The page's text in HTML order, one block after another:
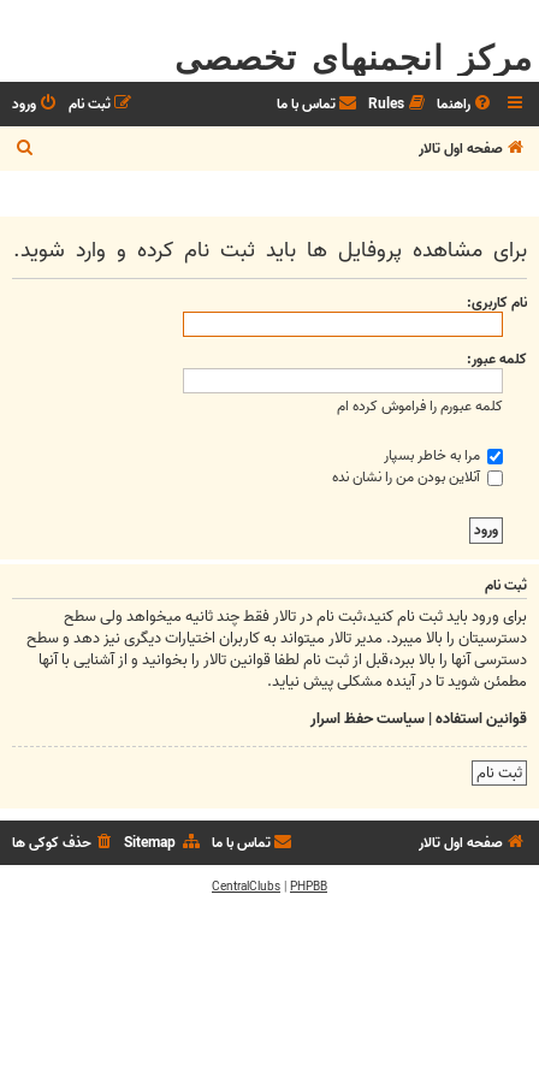
مرکز انجمنهای تخصصی
راهنما Rules تماس با ما ورود
ثبت نام
صفحه اول تالار
س
و
برای مشاهده پروفایل ها باید ثبت نام کرده و وارد شوید.
نام کاربری:
کلمه عبور:
کلمه عبورم را فراموش کرده ام
مرا به خاطر بسپار
آنلاین بودن من را نشان نده
ثبت نام
برای ورود باید ثبت نام کنید،ثبت نام در تالار فقط چند ثانیه میخواهد ولی سطح
دسترسیتان را بالا میبرد. مدیر تالار میتواند به کاربران اختیارات دیگری نیز دهد و سطح
دسترسی آنها را بالا ببرد،قبل از ثبت نام لطفا قوانین تالار را بخوانید و از آشنایی با آنها
مطمئن شوید تا در آینده مشکلی پیش نیاید.
قوانین استفاده|سیاست حفظ اسرار
ثبت نام
صفحه اول تالار حذف کوکی ها Sitemap تماس با ما
PHPBB
|
CentralClubs